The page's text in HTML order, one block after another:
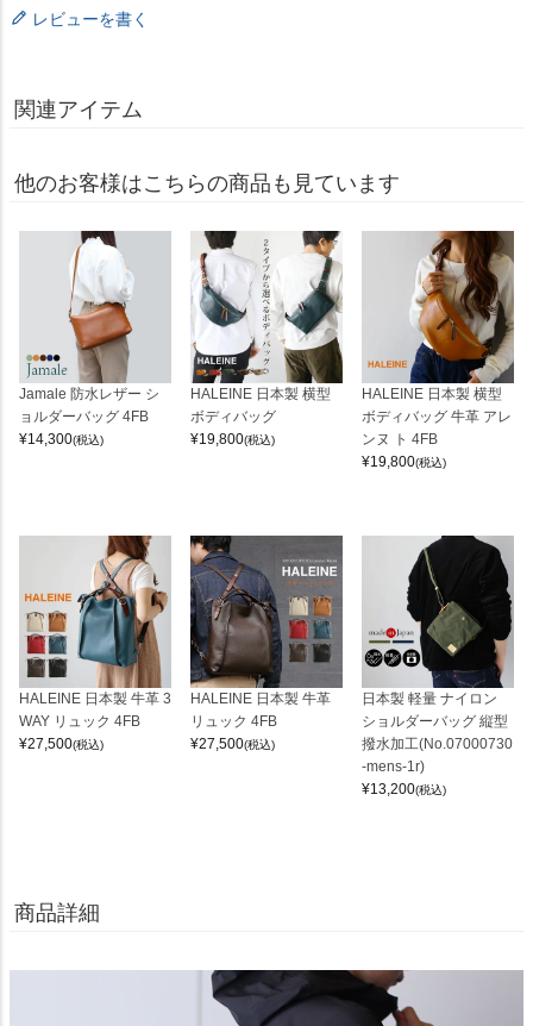
レビューを書く
関連アイテム
他のお客様はこちらの商品も見ています
Jamale 防水レザー シ
ョルダーバッグ 4FB
¥14,300(税込)
HALEINE 日本製 横型
ボディバッグ
¥19,800(税込)
HALEINE 日本製 横型
ボディバッグ 牛革 アレ
ンヌ ト 4FB
¥19,800(税込)
HALEINE 日本製 牛革 3
WAY リュック 4FB
¥27,500(税込)
HALEINE 日本製 牛革
リュック 4FB
¥27,500(税込)
日本製 軽量 ナイロン
ショルダーバッグ 縦型
撥水加工(No.07000730
-mens-1r)
¥13,200(税込)
商品詳細